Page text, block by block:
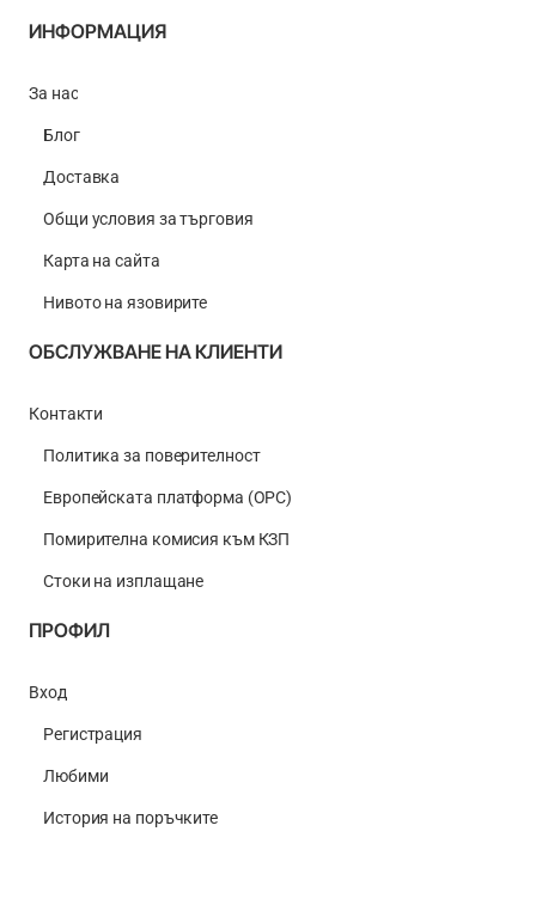
ИНФОРМАЦИЯ
За нас
Блог
Доставка
Общи условия за търговия
Карта на сайта
Нивото на язовирите
ОБСЛУЖВАНЕ НА КЛИЕНТИ
Контакти
Политика за поверителност
Европейската платформа (ОРС)
Помирителна комисия към КЗП
Стоки на изплащане
ПРОФИЛ
Вход
Регистрация
Любими
История на поръчките